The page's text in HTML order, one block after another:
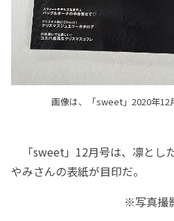
画像は、「sweet」2020年12
「sweet」12月号は、凛とし
やみさんの表紙が目印だ。
※写真撮